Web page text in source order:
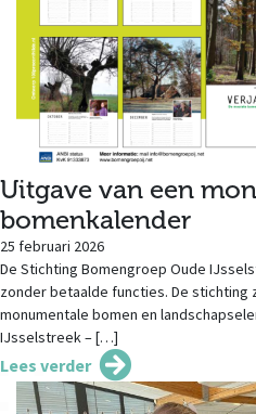
Uitgave van een
bomenkalender
25 februari 2026
De Stichting Bomengroep Oude
zonder betaalde functies. De stichting
monumentale bomen en
IJsselstreek – […]
Lees verder